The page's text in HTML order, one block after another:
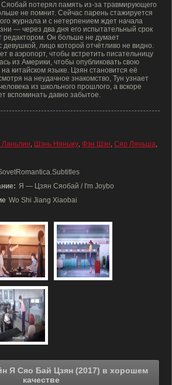
потерял память из-за травмирующего
не помнит. Сейчас парень стажируется
журнала и с нетерпением ждет начала
— через два дня его испытательный срок
редактором. Он больше не думает
лицо которой отчётливо не видно.
в аэропорт, чтобы встретить писательницу
из Америки, чтобы опубликовать свою
китайском языке. Цзян становится её
на неудачное знакомство, Тун узнает
из школьного прошлого, а вскоре
вспоминать давно забытое.
Ланьлин, Шэнь Няньжу, Фэн Шэн, Сяо Ляньша,
Я — Цзян Сяобай / I'm Joybo
Wo Shi Jiang Xiaobai
качестве